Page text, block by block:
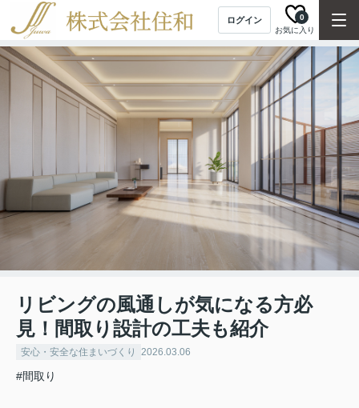
ログイン
お気に入り
0
リビングの風通しが気になる方必
見！間取り設計の工夫も紹介
安心・安全な住まいづくり 2026.03.06
#間取り